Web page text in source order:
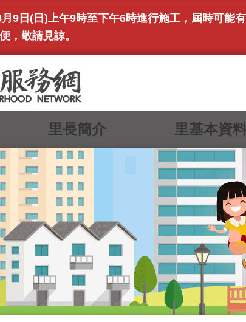
9日(日)上午9時至下午6時進行施工，屆時可能
，敬請見諒。
里長簡介 里基本資